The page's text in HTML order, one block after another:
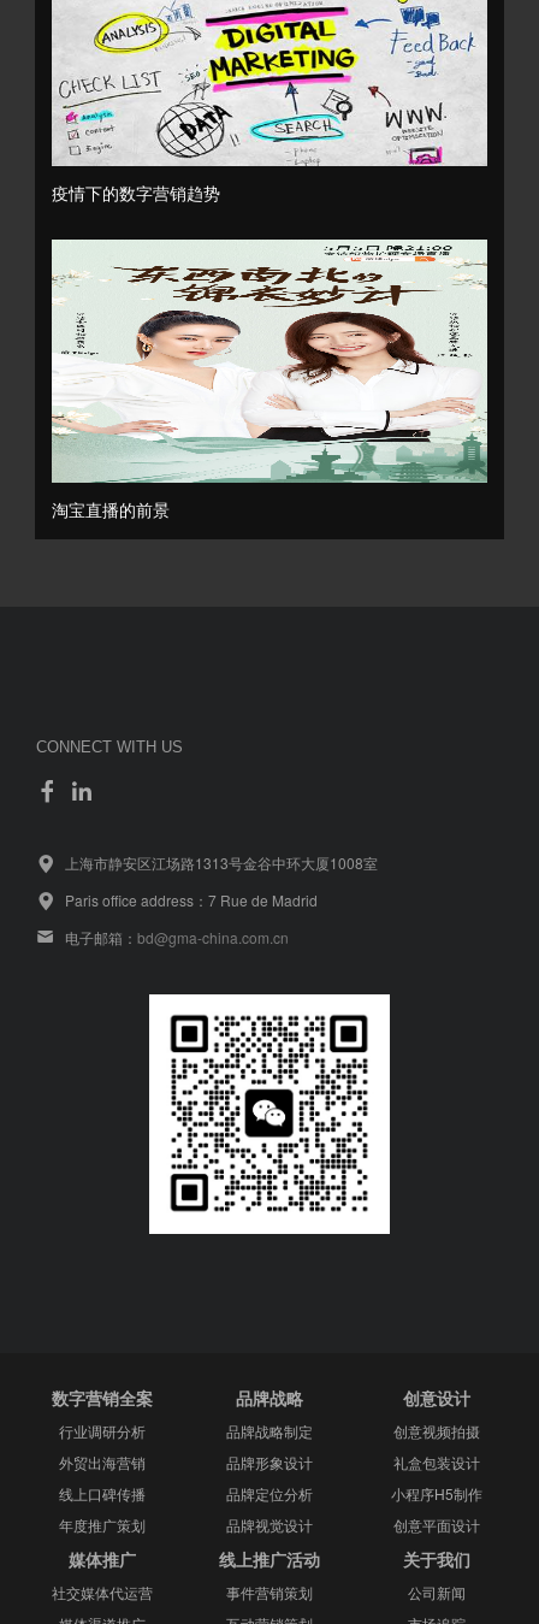
疫情下的数字营销趋势
淘宝直播的前景
CONNECT WITH US
上海市静安区江场路1313号金谷中环大厦1008室
Paris office address：7 Rue de Madrid
电子邮箱： bd@gma-china.com.cn
数字营销全案
行业调研分析
外贸出海营销
线上口碑传播
年度推广策划
品牌战略
品牌战略制定
品牌形象设计
品牌定位分析
品牌视觉设计
创意设计
创意视频拍摄
礼盒包装设计
小程序H5制作
创意平面设计
媒体推广
社交媒体代运营
线上推广活动
事件营销策划
关于我们
公司新闻